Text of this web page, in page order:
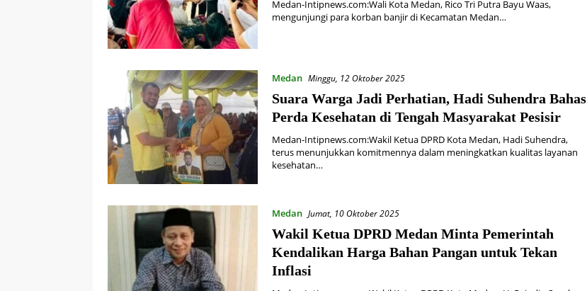
Medan-Intipnews.com:Wali Kota Medan, Rico Tri Putra Bayu Waas,
mengunjungi para korban banjir di Kecamatan Medan…
Medan Minggu, 12 Oktober 2025
Suara Warga Jadi Perhatian, Hadi Suhendra Bahas
Perda Kesehatan di Tengah Masyarakat Pesisir
Medan-Intipnews.com:Wakil Ketua DPRD Kota Medan, Hadi Suhendra,
terus menunjukkan komitmennya dalam meningkatkan kualitas layanan
kesehatan…
Medan Jumat, 10 Oktober 2025
Wakil Ketua DPRD Medan Minta Pemerintah
Kendalikan Harga Bahan Pangan untuk Tekan
Inflasi